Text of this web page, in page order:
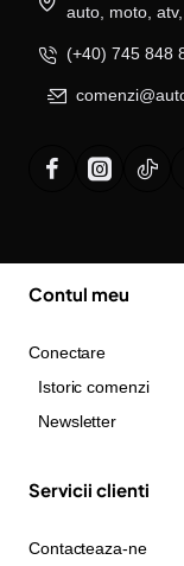
auto, moto,
(+40) 745 848
Contul meu
Conectare
Istoric comenzi
Newsletter
Servicii clienti
Contacteaza-ne